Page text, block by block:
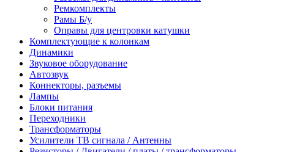
Ремкомплекты
Рамы Б/у
Оправы для центровки катушки
Комплектующие к колонкам
Динамики
Звуковое оборудование
Автозвук
Коннекторы, разъемы
Лампы
Блоки питания
Переходники
Трансформаторы
Усилители ТВ сигнала / Антенны